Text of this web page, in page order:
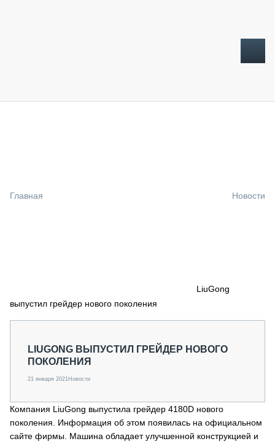
СПЕЦПРОЕКТЫ
О ПРОЕКТЕ
Главная Новости
LiuGong
выпустил грейдер нового поколения
LIUGONG ВЫПУСТИЛ ГРЕЙДЕР НОВОГО
ПОКОЛЕНИЯ
21 января 2021Новости
Компания LiuGong выпустила грейдер 4180D нового
поколения. Информация об этом появилась на официальном
сайте фирмы. Машина обладает улучшенной конструкцией и